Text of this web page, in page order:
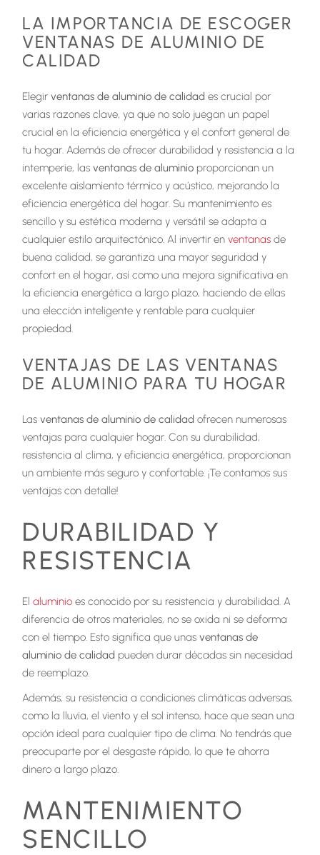
LA IMPORTANCIA DE ESCOGER
VENTANAS DE ALUMINIO DE
CALIDAD
Elegirventanas de aluminio de calidad es crucial por
varias razones clave, ya que no solo juegan un papel
crucial en la eficiencia energética y el confort general de
tu hogar. Además de ofrecer durabilidad y resistencia a la
intemperie, lasventanas de aluminio proporcionan un
excelente aislamiento térmico y acústico, mejorando la
eficiencia energética del hogar. Su mantenimiento es
sencillo y su estética moderna y versátil se adapta a
cualquier estilo arquitectónico. Al invertir enventanas de
buena calidad, se garantiza una mayor seguridad y
confort en el hogar, así como una mejora significativa en
la eficiencia energética a largo plazo, haciendo de ellas
una elección inteligente y rentable para cualquier
propiedad.
VENTAJAS DE LAS VENTANAS
DE ALUMINIO PARA TU HOGAR
Lasventanas de aluminio de calidad ofrecen numerosas
ventajas para cualquier hogar. Con su durabilidad,
resistencia al clima, y eficiencia energética, proporcionan
un ambiente más seguro y confortable. ¡Te contamos sus
ventajas con detalle!
DURABILIDAD Y
RESISTENCIA
Elaluminio es conocido por su resistencia y durabilidad. A
diferencia de otros materiales, no se oxida ni se deforma
con el tiempo. Esto significa que unasventanas de
aluminio de calidad pueden durar décadas sin necesidad
de reemplazo.
Además, su resistencia a condiciones climáticas adversas,
como la lluvia, el viento y el sol intenso, hace que sean una
opción ideal para cualquier tipo de clima. No tendrás que
preocuparte por el desgaste rápido, lo que te ahorra
dinero a largo plazo.
MANTENIMIENTO
SENCILLO